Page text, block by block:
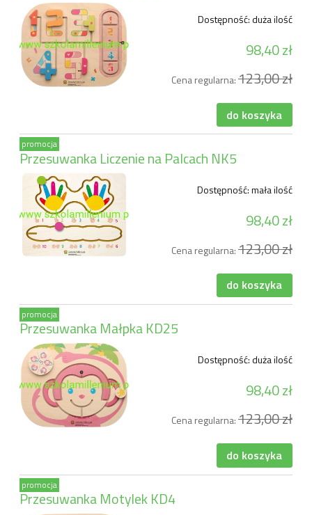
Dostępność:duża ilość
98,40 zł
Cena regularna:123,00 zł
do koszyka
Przesuwanka Liczenie na Palcach NK5
Dostępność:mała ilość
98,40 zł
Cena regularna:123,00 zł
do koszyka
promocja
Przesuwanka Małpka KD25
Dostępność:duża ilość
98,40 zł
Cena regularna:123,00 zł
do koszyka
promocja
Przesuwanka Motylek KD4
promocja